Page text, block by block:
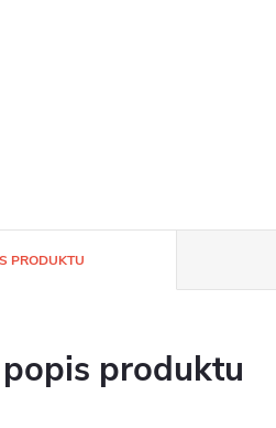
PRODUKTU
produktu